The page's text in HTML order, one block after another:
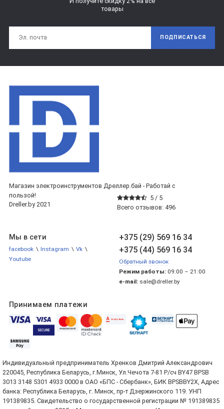
товары
ПОДПИСАТЬСЯ
Магазин электроинструментов Дреллер.бай - Работай с
пользой!
5 / 5
Всего отзывов: 496
Dreller.by 2021
+375 (29) 569 16 34
+375 (44) 569 16 34
Обратный звонок
Режим работы: 09:00 – 21:00
e-mail: sale@dreller.by
Мы в сети
facebook \ Instagram \ Vk \
Youtube
Принимаем платежи
Индивидуальный предприниматель Хренков Дмитрий Александрович
220045, Республика Беларусь, г.Минск, Ул.Чечота 7-81 Р/сч BY47 BPSB
3013 3148 5301 4933 0000 в ОАО «БПС - Сбербанк», БИК BPSBBY2X, Адрес
банка: Республика Беларусь, г. Минск, пр-т Дзержинского 119. УНП
191389835. Свидетельство о государственной регистрации № 191389835